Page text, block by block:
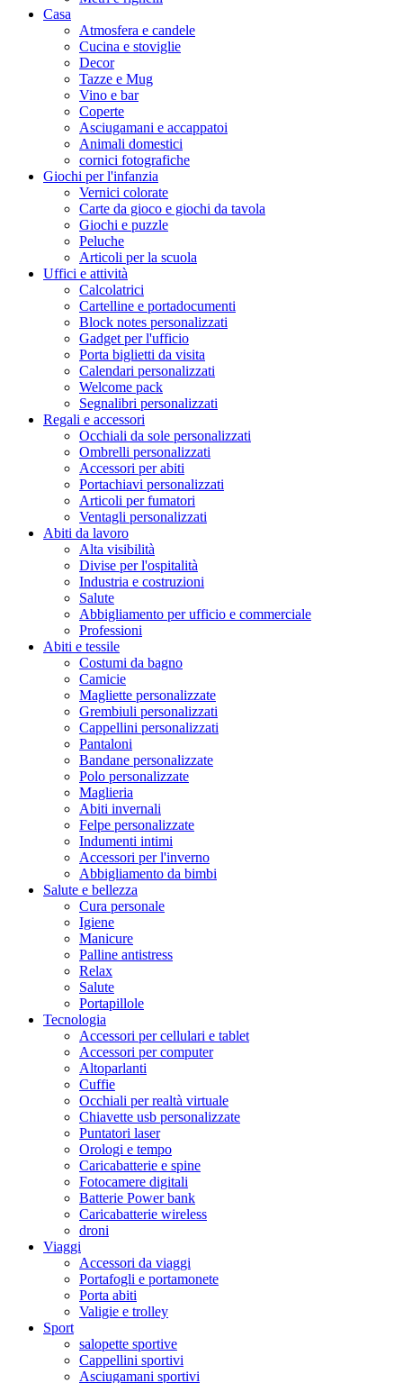
Casa
Atmosfera e candele
Cucina e stoviglie
Decor
Tazze e Mug
Vino e bar
Coperte
Asciugamani e accappatoi
Animali domestici
cornici fotografiche
Giochi per l'infanzia
Vernici colorate
Carte da gioco e giochi da tavola
Giochi e puzzle
Peluche
Articoli per la scuola
Uffici e attività
Calcolatrici
Cartelline e portadocumenti
Block notes personalizzati
Gadget per l'ufficio
Porta biglietti da visita
Calendari personalizzati
Welcome pack
Segnalibri personalizzati
Regali e accessori
Occhiali da sole personalizzati
Ombrelli personalizzati
Accessori per abiti
Portachiavi personalizzati
Articoli per fumatori
Ventagli personalizzati
Abiti da lavoro
Alta visibilità
Divise per l'ospitalità
Industria e costruzioni
Salute
Abbigliamento per ufficio e commerciale
Professioni
Abiti e tessile
Costumi da bagno
Camicie
Magliette personalizzate
Grembiuli personalizzati
Cappellini personalizzati
Pantaloni
Bandane personalizzate
Polo personalizzate
Maglieria
Abiti invernali
Felpe personalizzate
Indumenti intimi
Accessori per l'inverno
Abbigliamento da bimbi
Salute e bellezza
Cura personale
Igiene
Manicure
Palline antistress
Relax
Salute
Portapillole
Tecnologia
Accessori per cellulari e tablet
Accessori per computer
Altoparlanti
Cuffie
Occhiali per realtà virtuale
Chiavette usb personalizzate
Puntatori laser
Orologi e tempo
Caricabatterie e spine
Fotocamere digitali
Batterie Power bank
Caricabatterie wireless
droni
Viaggi
Accessori da viaggi
Portafogli e portamonete
Porta abiti
Valigie e trolley
Sport
salopette sportive
Cappellini sportivi
Asciugamani sportivi